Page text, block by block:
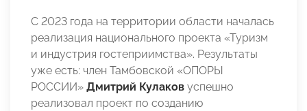
С 2023 года на территории области началась
реализация национального проекта «Туризм
и индустрия гостеприимства». Результаты
уже есть: член Тамбовской «ОПОРЫ
РОССИИ» Дмитрий Кулаков успешно
реализовал проект по созданию